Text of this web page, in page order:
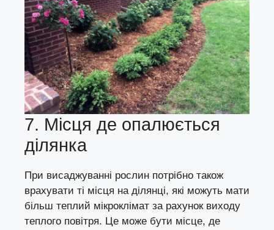
7. Місця де опалюється
ділянка
При висаджуванні рослин потрібно також
врахувати ті місця на ділянці, які можуть мати
більш теплий мікроклімат за рахунок виходу
теплого повітря. Це може бути місце, де